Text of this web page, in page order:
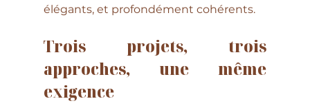
élégants, et profondément cohérents.
Trois projets, trois
approches, une même
exigence